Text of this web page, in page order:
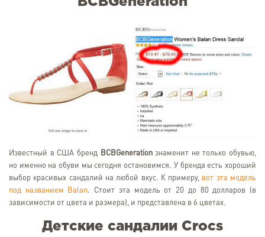
Известный в США бренд BCBGenerationзнаменит не только обувью,
но именно на обуви мы сегодня остановимся. У бренда есть хороший
выбор красивых сандалий на любой вкус. К примеру, вот эта модель
под названием Balan. Стоит эта модель от 20 до 80 долларов (в
зависимости от цвета и размера), и представлена в 6 цветах.
Детские сандалии Crocs